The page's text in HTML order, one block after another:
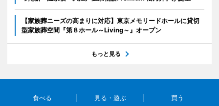
【家族葬ニーズの高まりに対応】東京メモリードホールに貸切
型家族葬空間『第８ホール～Living～』オープン
もっと見る
食べる 見る・遊ぶ 買う